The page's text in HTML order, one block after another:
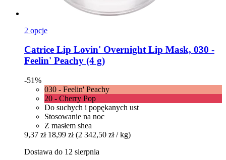
2 opcje
Catrice Lip Lovin' Overnight Lip Mask, 030 -​
Feelin' Peachy (4 g)
-51%
030 - Feelin' Peachy
20 - Cherry Pop
Do suchych i popękanych ust
Stosowanie na noc
Z masłem shea
9,37 zł 18,99 zł (2 342,50 zł / kg)
Dostawa do 12 sierpnia